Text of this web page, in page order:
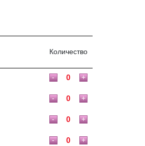
Количество
+
-
+
-
+
-
+
-